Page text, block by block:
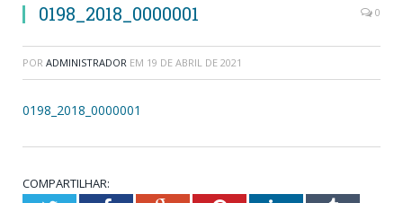
0198_2018_0000001 0
POR ADMINISTRADOR EM 19 DE ABRIL DE 2021
0198_2018_0000001
COMPARTILHAR: